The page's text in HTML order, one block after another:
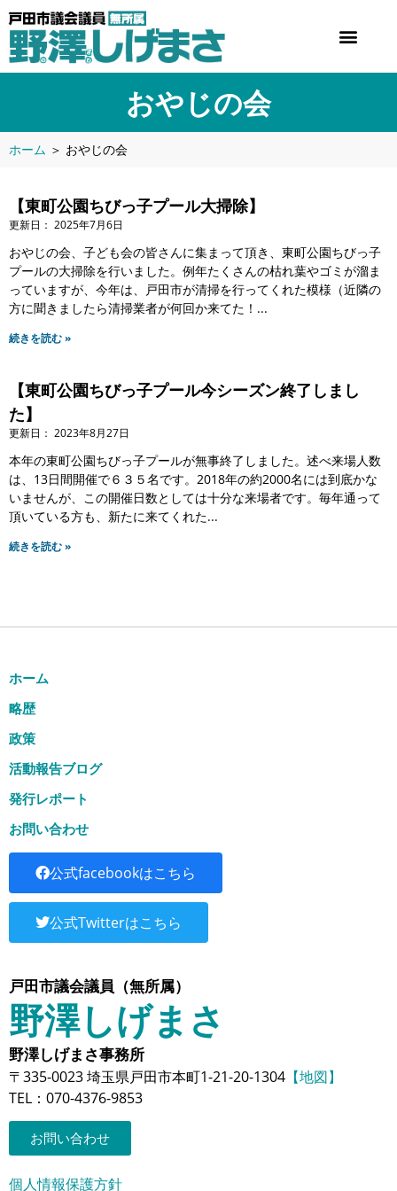
おやじの会
ホーム ＞ おやじの会
【東町公園ちびっ子プール大掃除】
2025年7月6日
おやじの会、子ども会の皆さんに集まって頂き、東町公園ちびっ子
プールの大掃除を行いました。例年たくさんの枯れ葉やゴミが溜ま
っていますが、今年は、戸田市が清掃を行ってくれた模様（近隣の
方に聞きましたら清掃業者が何回か来てた！
続きを読む »
【東町公園ちびっ子プール今シーズン終了しまし
た】
2023年8月27日
本年の東町公園ちびっ子プールが無事終了しました。述べ来場人数
は、13日間開催で６３５名です。2018年の約2000名には到底かな
いませんが、この開催日数としては十分な来場者です。毎年通って
頂いている方も、新たに来てくれた
続きを読む »
ホーム
略歴
政策
活動報告ブログ
発行レポート
お問い合わせ
公式facebookはこちら
公式Twitterはこちら
戸田市議会議員（無所属）
野澤しげまさ
野澤しげまさ事務所
〒335-0023 埼玉県戸田市本町1-21-20-1304 【地図】
TEL：070-4376-9853
お問い合わせ
個人情報保護方針